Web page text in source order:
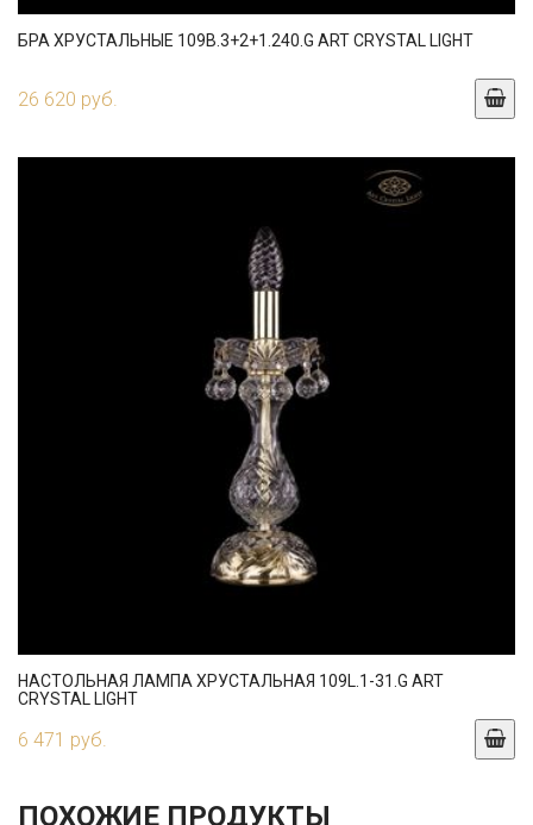
БРА ХРУСТАЛЬНЫЕ 109B.3+2+1.240.G ART CRYSTAL LIGHT
26 620 руб.
НАСТОЛЬНАЯ ЛАМПА ХРУСТАЛЬНАЯ 109L.1-31.G ART
CRYSTAL LIGHT
6 471 руб.
ПОХОЖИЕ ПРОДУКТЫ